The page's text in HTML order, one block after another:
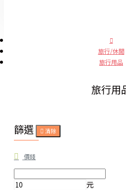
詢問
旅行/休閒
旅行用品
旅行用
篩選 清除
價錢
元